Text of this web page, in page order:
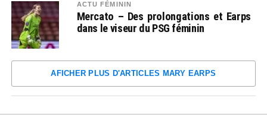
ACTU FÉMININ
Mercato – Des prolongations et Earps
dans le viseur du PSG féminin
AFICHER PLUS D'ARTICLES MARY EARPS